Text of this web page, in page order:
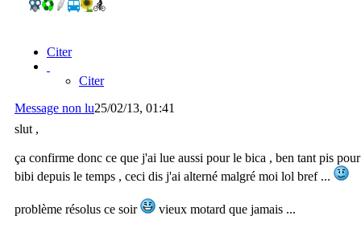
Citer
Citer
Message non lu25/02/13, 01:41
slut ,
ça confirme donc ce que j'ai lue aussi pour le bica , ben tant pis pour
bibi depuis le temps , ceci dis j'ai alterné malgré moi lol bref ...
problème résolus ce soir vieux motard que jamais ...